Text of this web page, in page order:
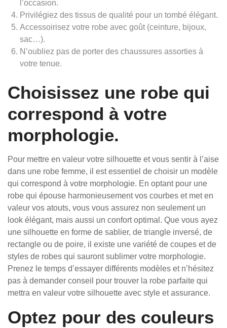
l’occasion.
Privilégiez des tissus de qualité pour un tombé élégant.
Accessoirisez votre robe avec goût (ceinture, bijoux,
sac…).
N’oubliez pas de porter des chaussures assorties à
votre tenue.
Choisissez une robe qui
correspond à votre
morphologie.
Pour mettre en valeur votre silhouette et vous sentir à l’aise
dans une robe femme, il est essentiel de choisir un modèle
qui correspond à votre morphologie. En optant pour une
robe qui épouse harmonieusement vos courbes et met en
valeur vos atouts, vous vous assurez non seulement un
look élégant, mais aussi un confort optimal. Que vous ayez
une silhouette en forme de sablier, de triangle inversé, de
rectangle ou de poire, il existe une variété de coupes et de
styles de robes qui sauront sublimer votre morphologie.
Prenez le temps d’essayer différents modèles et n’hésitez
pas à demander conseil pour trouver la robe parfaite qui
mettra en valeur votre silhouette avec style et assurance.
Optez pour des couleurs